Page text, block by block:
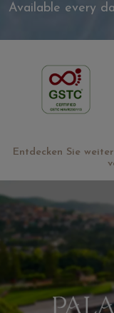
Available every
Entdecken Sie